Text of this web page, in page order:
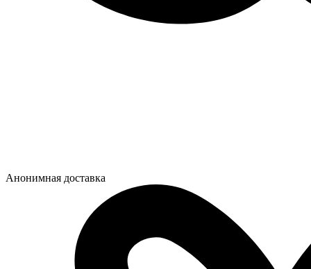
Анонимная доставка